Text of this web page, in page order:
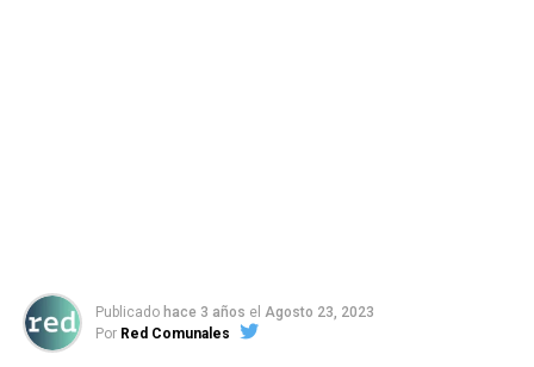
Publicado hace 3 años el Agosto 23, 2023
Por Red Comunales